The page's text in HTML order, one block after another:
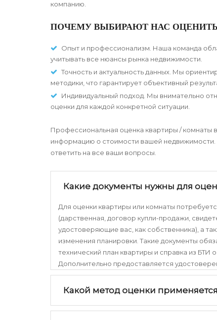
компанию.
ПОЧЕМУ ВЫБИРАЮТ НАС ОЦЕНИТЬ
Опыт и профессионализм. Наша команда
учитывать все нюансы рынка недвижимости.
Точность и актуальность данных. Мы
методики, что гарантирует объективный
Индивидуальный подход. Мы внимательно
оценки для каждой конкретной ситуации.
Профессиональная оценка квартиры / комнаты
информацию о стоимости вашей
ответить на все ваши вопросы.
Какие документы нужны для
Для оценки квартиры или комнаты
(дарственная, договор купли-продажи,
удостоверяющие вас, как собственника), а
изменения планировки. Такие документы
технический план квартиры и справка из БТИ
Дополнительно предоставляется
Какой метод оценки